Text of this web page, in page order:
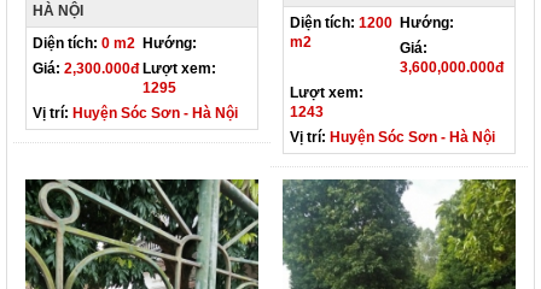
HÀ NỘI
Diện tích: 0 m2 Hướng:
Giá: 2,300.000đ Lượt xem:
1295
Vị trí: Huyện Sóc Sơn - Hà Nội
Diện tích: 1200
m2
Hướng:
Giá:
3,600,000.000đ
Lượt xem:
1243
Vị trí: Huyện Sóc Sơn - Hà Nội